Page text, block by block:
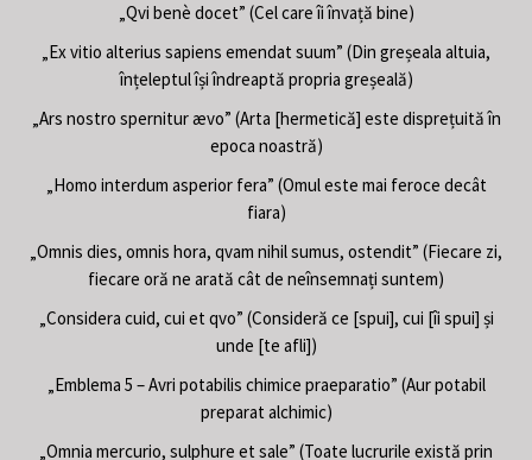
„Qvi benè docet” (Cel care îi învață bine)
„Ex vitio alterius sapiens emendat suum” (Din greșeala altuia,
înțeleptul își îndreaptă propria greșeală)
„Ars nostro spernitur ævo” (Arta [hermetică] este disprețuită în
epoca noastră)
„Homo interdum asperior fera” (Omul este mai feroce decât
fiara)
„Omnis dies, omnis hora, qvam nihil sumus, ostendit” (Fiecare zi,
fiecare oră ne arată cât de neînsemnați suntem)
„Considera cuid, cui et qvo” (Consideră ce [spui], cui [îi spui] și
unde [te afli])
„Emblema 5 – Avri potabilis chimice praeparatio” (Aur potabil
preparat alchimic)
„Omnia mercurio, sulphure et sale” (Toate lucrurile există prin